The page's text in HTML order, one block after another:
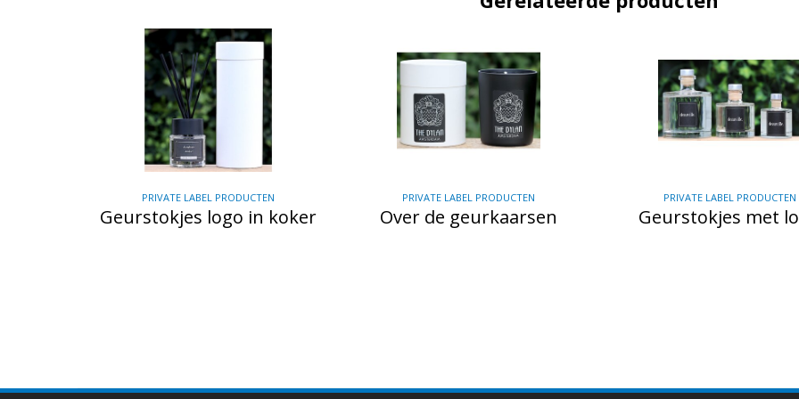
PRIVATE LABEL PRODUCTEN
Geurstokjes logo in koker
PRIVATE LABEL PRODUCTEN
Over de geurkaarsen
PRIVATE LABEL PRODUCTEN
Geurstokjes met